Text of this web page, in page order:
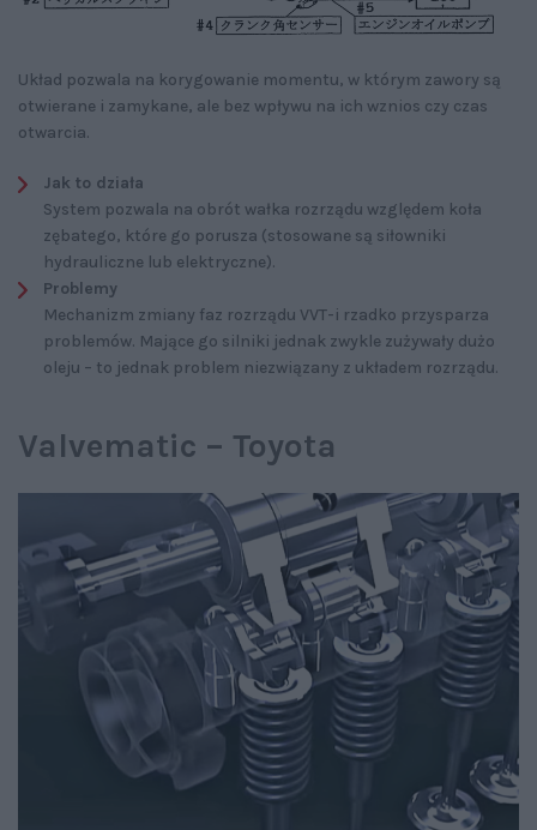
Układ pozwala na korygowanie momentu, w którym zawory są
otwierane i zamykane, ale bez wpływu na ich wznios czy czas
otwarcia.
Jak to działa
System pozwala na obrót wałka rozrządu względem koła
zębatego, które go porusza (stosowane są siłowniki
hydrauliczne lub elektryczne).
Problemy
Mechanizm zmiany faz rozrządu VVT-i rzadko przysparza
problemów. Mające go silniki jednak zwykle zużywały dużo
oleju – to jednak problem niezwiązany z układem rozrządu.
Valvematic – Toyota